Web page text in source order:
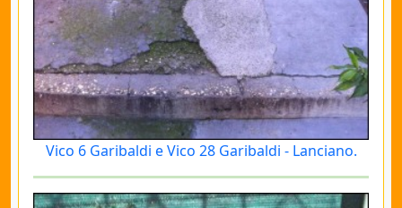
Vico 6 Garibaldi e Vico 28 Garibaldi - Lanciano.